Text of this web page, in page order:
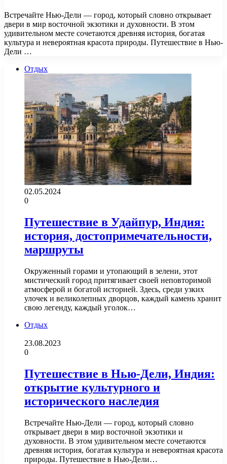
Встречайте Нью-Дели — город, который словно открывает
двери в мир восточной экзотики и духовности. В этом
удивительном месте сочетаются древняя история, богатая
культура и невероятная красота природы. Путешествие в Нью-
Дели …
Отдых
02.05.2024
0
Путешествие в Удайпур, Индия:
история, достопримечательности,
маршруты
Окруженный горами и утопающий в зелени, этот
мистический город притягивает своей неповторимой
атмосферой и богатой историей. Здесь, среди узких
улочек и великолепных дворцов, каждый камень хранит
свою легенду, каждый уголок…
Отдых
23.08.2023
0
Путешествие в Нью-Дели, Индия:
открытие культурного и
исторического наследия
Встречайте Нью-Дели — город, который словно
открывает двери в мир восточной экзотики и
духовности. В этом удивительном месте сочетаются
древняя история, богатая культура и невероятная красота
природы. Путешествие в Нью-Дели…